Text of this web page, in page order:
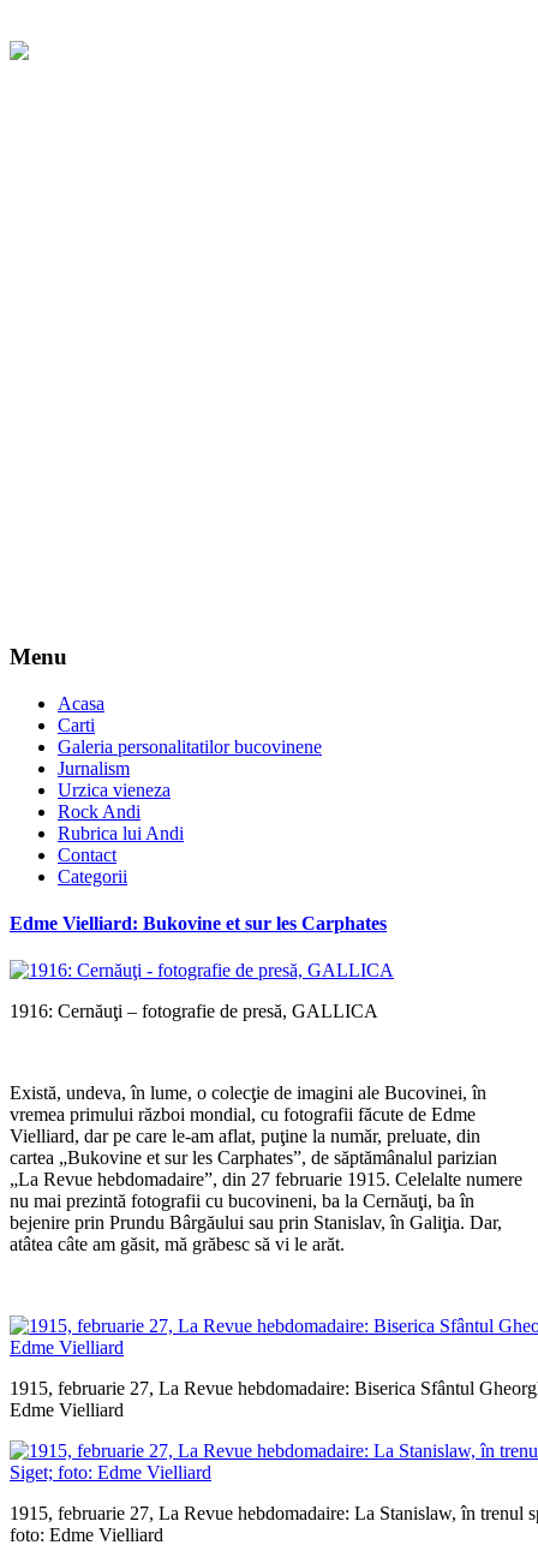
Menu
Acasa
Carti
Galeria personalitatilor bucovinene
Jurnalism
Urzica vieneza
Rock Andi
Rubrica lui Andi
Contact
Categorii
Edme Vielliard: Bukovine et sur les Carphates
1916: Cernăuţi – fotografie de presă, GALLICA
Există, undeva, în lume, o colecţie de imagini ale Bucovinei, în
vremea primului război mondial, cu fotografii făcute de Edme
Vielliard, dar pe care le-am aflat, puţine la număr, preluate, din
cartea „Bukovine et sur les Carphates”, de săptămânalul parizian
„La Revue hebdomadaire”, din 27 februarie 1915. Celelalte numere
nu mai prezintă fotografii cu bucovineni, ba la Cernăuţi, ba în
bejenire prin Prundu Bârgăului sau prin Stanislav, în Galiţia. Dar,
atâtea câte am găsit, mă grăbesc să vi le arăt.
1915, februarie 27, La Revue hebdomadaire: Biserica Sfântul
Edme Vielliard
1915, februarie 27, La Revue hebdomadaire: La Stanislaw, în trenul
foto: Edme Vielliard